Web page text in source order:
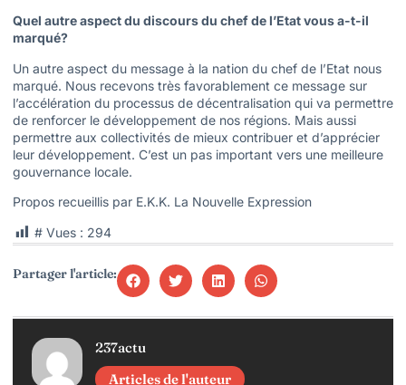
Quel autre aspect du discours du chef de l’Etat vous a-t-il
marqué?
Un autre aspect du message à la nation du chef de l’Etat nous
marqué. Nous recevons très favorablement ce message sur
l’accélération du processus de décentralisation qui va permettre
de renforcer le développement de nos régions. Mais aussi
permettre aux collectivités de mieux contribuer et d’apprécier
leur développement. C’est un pas important vers une meilleure
gouvernance locale.
Propos recueillis par E.K.K. La Nouvelle Expression
# Vues : 294
Partager l'article:
237actu
Articles de l'auteur